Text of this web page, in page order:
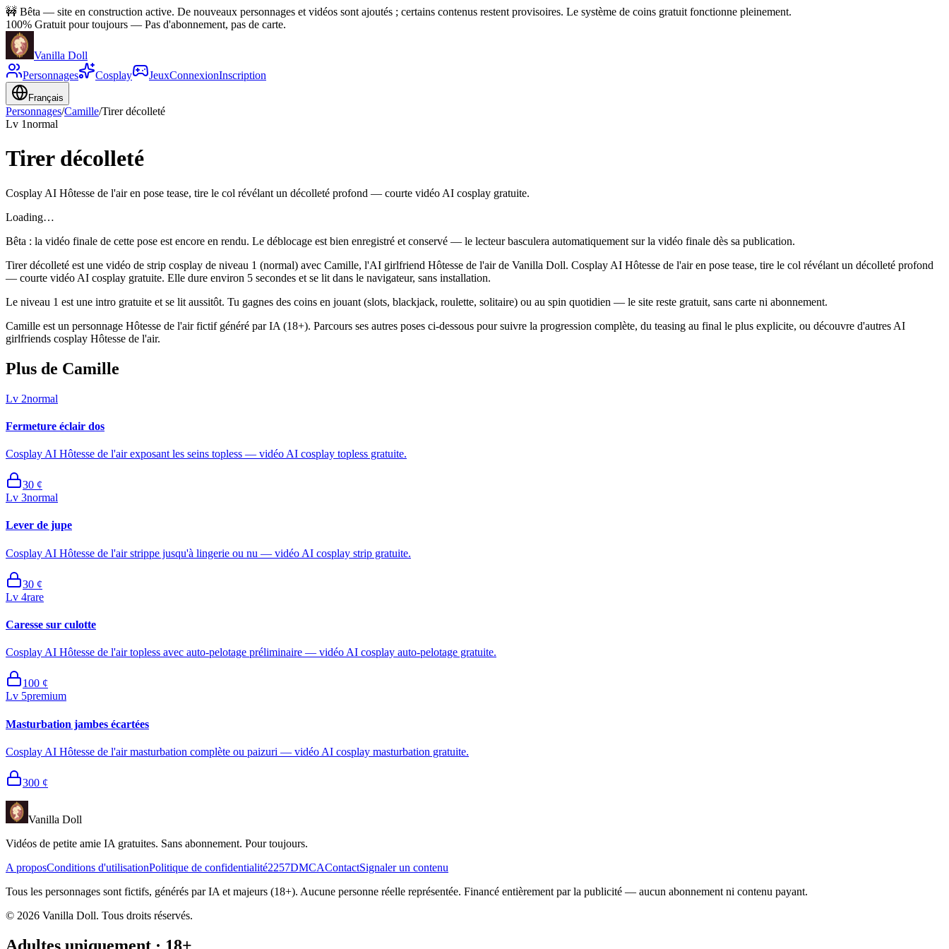
🚧 Bêta — site en construction active. De nouveaux personnages et vidéos sont ajoutés ; certains contenus restent provisoires. Le système de coins gratuit fonctionne pleinement.
100% Gratuit pour toujours — Pas d'abonnement, pas de carte.
Vanilla Doll
Personnages
Cosplay JeuxConnexionInscription
Français
Personnages/Camille/Tirer décolleté
Lv 1normal
Tirer décolleté
Cosplay AI Hôtesse de l'air en pose tease, tire le col révélant un décolleté profond — courte vidéo AI cosplay gratuite.
Loading…
Bêta : la vidéo finale de cette pose est encore en rendu. Le déblocage est bien enregistré et conservé — le lecteur basculera automatiquement sur la vidéo finale dès sa publication.
Tirer décolleté est une vidéo de strip cosplay de niveau 1 (normal) avec Camille, l'AI girlfriend Hôtesse de l'air de Vanilla Doll. Cosplay AI Hôtesse de l'air en pose tease, tire le col révélant un décolleté profond
— courte vidéo AI cosplay gratuite. Elle dure environ 5 secondes et se lit dans le navigateur, sans installation.
Le niveau 1 est une intro gratuite et se lit aussitôt. Tu gagnes des coins en jouant (slots, blackjack, roulette, solitaire) ou au spin quotidien — le site reste gratuit, sans carte ni abonnement.
Camille est un personnage Hôtesse de l'air fictif généré par IA (18+). Parcours ses autres poses ci-dessous pour suivre la progression complète, du teasing au final le plus explicite, ou découvre d'autres AI
girlfriends cosplay Hôtesse de l'air.
Plus de Camille
Lv 2normal
Fermeture éclair dos
Cosplay AI Hôtesse de l'air exposant les seins topless — vidéo AI cosplay topless gratuite.
30 ¢
Lv 3normal
Lever de jupe
Cosplay AI Hôtesse de l'air strippe jusqu'à lingerie ou nu — vidéo AI cosplay strip gratuite.
30 ¢
Lv 4rare
Caresse sur culotte
Cosplay AI Hôtesse de l'air topless avec auto-pelotage préliminaire — vidéo AI cosplay auto-pelotage gratuite.
100 ¢
Lv 5premium
Masturbation jambes écartées
Cosplay AI Hôtesse de l'air masturbation complète ou paizuri — vidéo AI cosplay masturbation gratuite.
300 ¢
Vanilla Doll
Vidéos de petite amie IA gratuites. Sans abonnement. Pour toujours.
A proposConditions d'utilisationPolitique de confidentialité2257DMCAContactSignaler un contenu
Tous les personnages sont fictifs, générés par IA et majeurs (18+). Aucune personne réelle représentée. Financé entièrement par la publicité — aucun abonnement ni contenu payant.
© 2026 Vanilla Doll. Tous droits réservés.
Adultes uniquement · 18+